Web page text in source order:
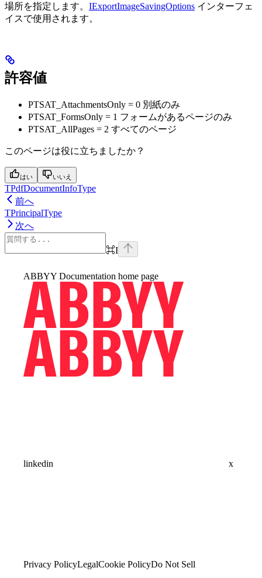
場所を指定します。 IExportImageSavingOptions インターフェ
イスで使用されます。
許容値
PTSAT_AttachmentsOnly = 0 別紙のみ
PTSAT_FormsOnly = 1 フォームがあるページのみ
PTSAT_AllPages = 2 すべてのページ
このページは役に立ちましたか？
はい いいえ
TPdfDocumentInfoType
前へ
TPrincipalType
次へ
⌘I
ABBYY Documentation home page
linkedin x
Privacy PolicyLegalCookie PolicyDo Not Sell